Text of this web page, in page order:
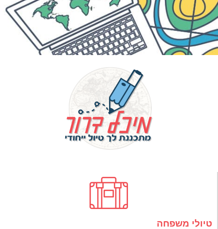
טיולי משפחה